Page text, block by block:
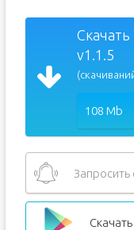
Скачать
v1.1.5
108 Mb